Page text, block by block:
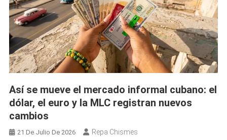
Así se mueve el mercado informal cubano: el
dólar, el euro y la MLC registran nuevos
cambios
21 De Julio De 2026 Repa Chismes